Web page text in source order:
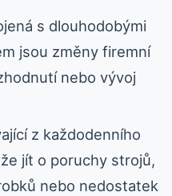
s dlouhodobými
jsou změny firemní
nebo vývoj
z každodenního
jít o poruchy strojů,
nebo nedostatek